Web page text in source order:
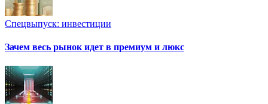
Спецвыпуск: инвестиции
Зачем весь рынок идет в премиум и люкс